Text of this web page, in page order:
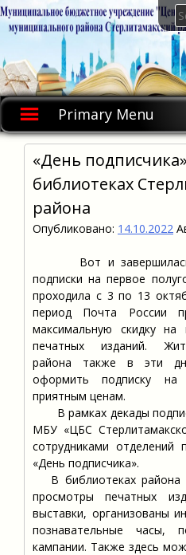
Skip
to
Primary Menu
«День
библиотеках
района
Опубликовано: 14.10.2022
Вот и завершилась
подписки на первое
проходила с 3 по 13
период Почта России
максимальную скидку на
печатных изданий.
района также в эти
оформить подписку
приятным ценам.
В рамках декады
МБУ «ЦБС
сотрудниками отделений
«День подписчика».
В библиотеках района
просмотры печатных
выставки, организованы
познавательные часы,
кампании. Также здесь